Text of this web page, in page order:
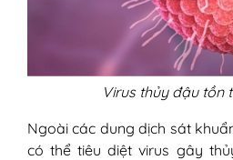
Virus thủy đậu tồn
Ngoài các dung dịch sát
có thể tiêu diệt virus gây